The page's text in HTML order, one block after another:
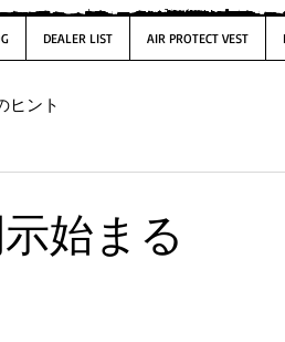
DEALER LIST AIR PROTECT VEST
ヒント
始まる